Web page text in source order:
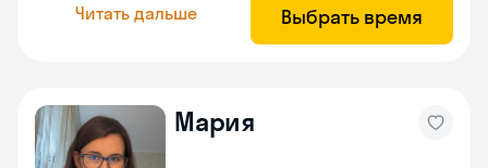
Читать дальше Выбрать время
Мария